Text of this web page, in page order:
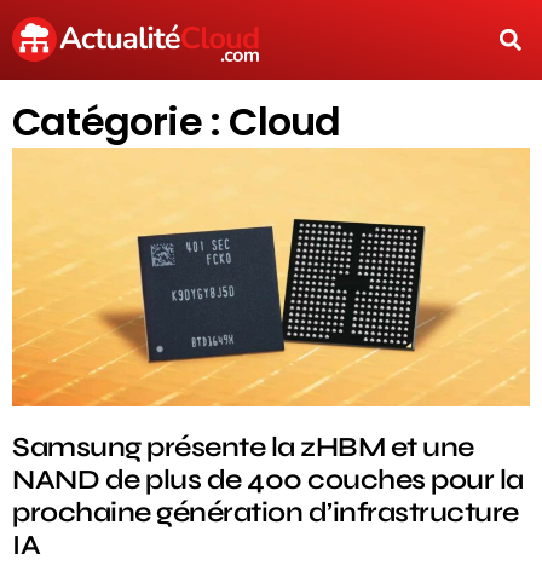
Catégorie : Cloud
Samsung présente la zHBM et une
NAND de plus de 400 couches pour la
prochaine génération d’infrastructure
IA